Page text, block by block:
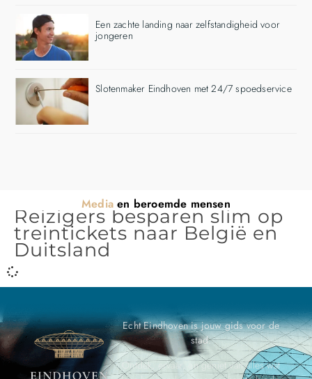
Een zachte landing naar zelfstandigheid voor
jongeren
Slotenmaker Eindhoven met 24/7 spoedservice
Mediaen beroemde mensen
Reizigers besparen slim op
treintickets naar België en
Duitsland
Echt Eindhoven is jouw gids voor de
stad.
Ontdek, ervaar, en geniet van alles wat